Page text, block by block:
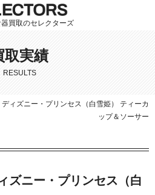
買取のセレクターズ
取実績
RESULTS
ィズニー・プリンセス（白雪姫） ティーカ
ップ＆ソーサー
ズニー・プリンセス（白